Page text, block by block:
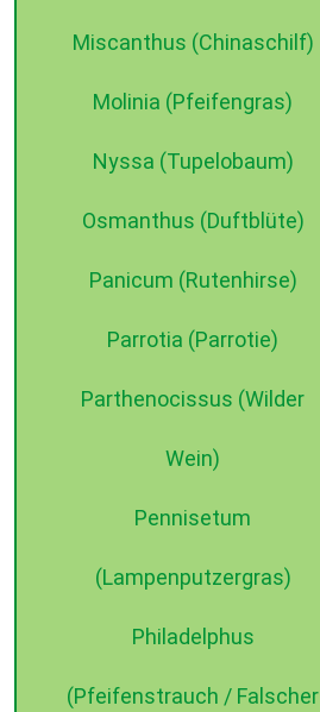
Miscanthus (Chinaschilf)
Molinia (Pfeifengras)
Nyssa (Tupelobaum)
Osmanthus (Duftblüte)
Panicum (Rutenhirse)
Parrotia (Parrotie)
Parthenocissus (Wilder
Wein)
Pennisetum
(Lampenputzergras)
Philadelphus
(Pfeifenstrauch / Falscher